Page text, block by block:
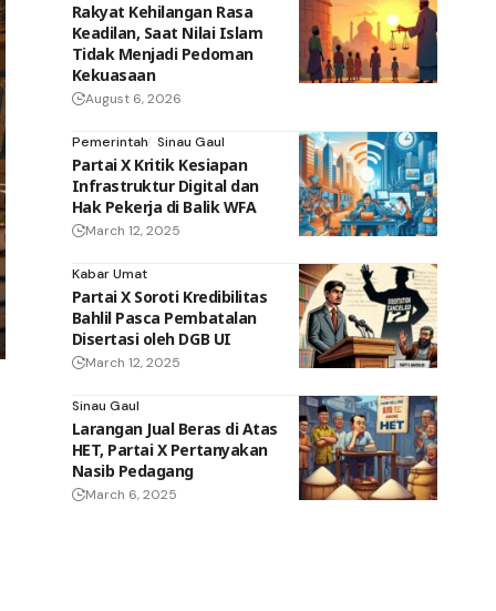
Rakyat Kehilangan Rasa
Keadilan, Saat Nilai Islam
Tidak Menjadi Pedoman
Kekuasaan
August 6, 2026
Pemerintah Sinau Gaul
Partai X Kritik Kesiapan
Infrastruktur Digital dan
Hak Pekerja di Balik WFA
March 12, 2025
Kabar Umat
Partai X Soroti Kredibilitas
Bahlil Pasca Pembatalan
Disertasi oleh DGB UI
March 12, 2025
Sinau Gaul
Larangan Jual Beras di Atas
HET, Partai X Pertanyakan
Nasib Pedagang
March 6, 2025